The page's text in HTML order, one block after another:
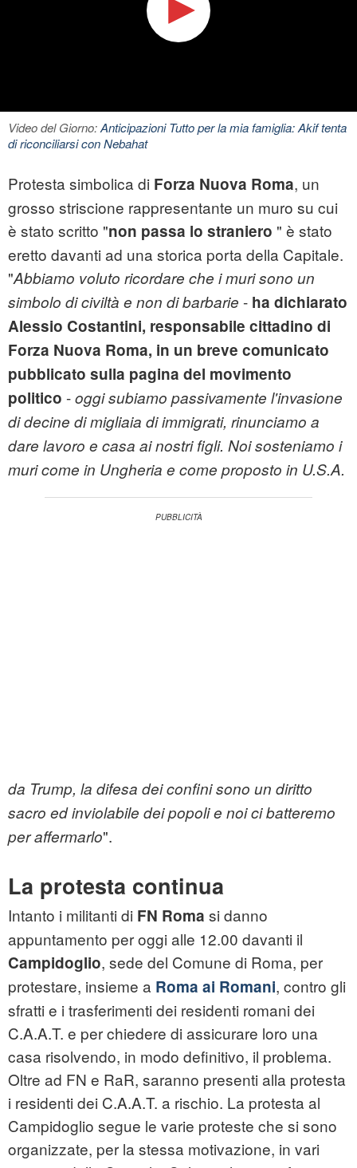
Video del Giorno:Anticipazioni Tutto per la mia famiglia: Akif tenta
di riconciliarsi con Nebahat
Protesta simbolica di Forza Nuova Roma, un
grosso striscione rappresentante un muro su cui
è stato scritto "non passa lo straniero " è stato
eretto davanti ad una storica porta della Capitale.
"Abbiamo voluto ricordare che i muri sono un
simbolo di civiltà e non di barbarie - ha dichiarato
Alessio Costantini, responsabile cittadino di
Forza Nuova Roma, in un breve comunicato
pubblicato sulla pagina del movimento
politico -oggi subiamo passivamente l'invasione
di decine di migliaia di immigrati, rinunciamo a
dare lavoro e casa ai nostri figli. Noi sosteniamo i
muri come in Ungheria e come proposto in U.S.A.
da Trump, la difesa dei confini sono un diritto
sacro ed inviolabile dei popoli e noi ci batteremo
per affermarlo".
La protesta continua
Intanto i militanti di FN Roma si danno
appuntamento per oggi alle 12.00 davanti il
Campidoglio, sede del Comune di Roma, per
protestare, insieme a Roma ai Romani, contro gli
sfratti e i trasferimenti dei residenti romani dei
C.A.A.T. e per chiedere di assicurare loro una
casa risolvendo, in modo definitivo, il problema.
Oltre ad FN e RaR, saranno presenti alla protesta
i residenti dei C.A.A.T. a rischio. La protesta al
Campidoglio segue le varie proteste che si sono
organizzate, per la stessa motivazione, in vari